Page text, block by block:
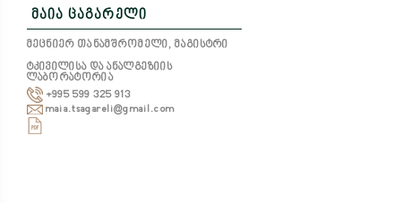
მაია ცაგარელი
მეცნიერ თანამშრომელი, მაგისტრი
ტკივილისა და ანალგეზიის
ლაბორატორია
+995 599 325 913
maia.tsagareli@gmail.com